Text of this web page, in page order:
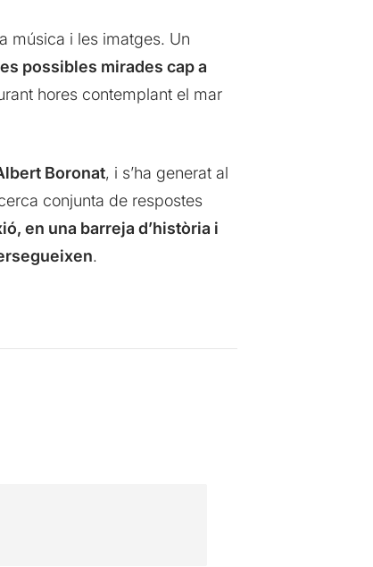
música i les imatges. Un
possibles mirades cap a
hores contemplant el mar
Boronat, i s’ha generat al
conjunta de respostes
en una barreja d’història i
.